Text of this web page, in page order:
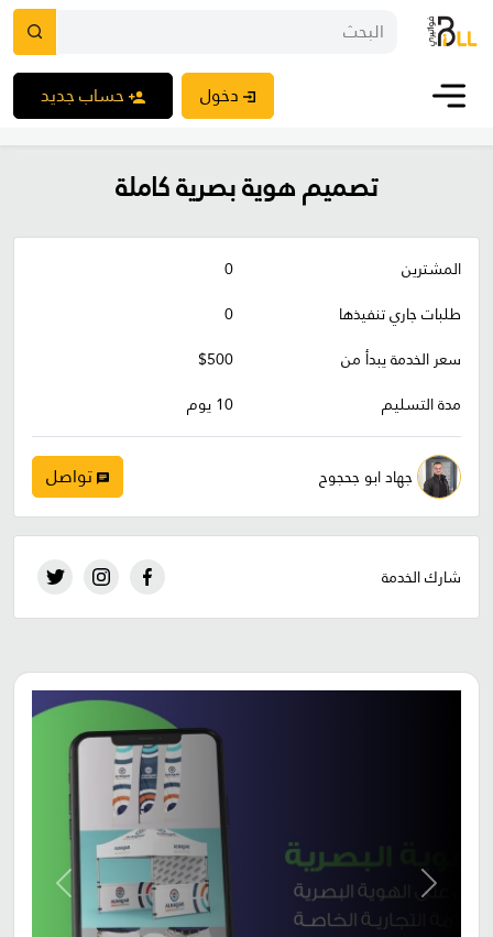
دخول حساب جديد
تصميم هوية بصرية كاملة
المشترين
0
طلبات جاري تنفيذها
0
سعر الخدمة يبدأ من
$500
مدة التسليم
10 يوم
جهاد ابو جحجوح تواصل
شارك الخدمة
Previous
Next